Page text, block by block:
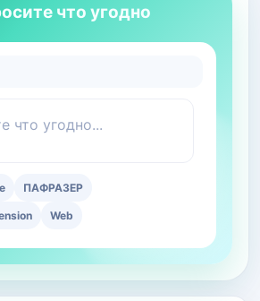
что угодно
что угодно...
ПАФРАЗЕР
Web